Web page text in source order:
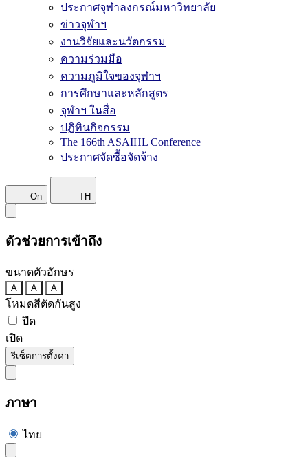
ประกาศจุฬาลงกรณ์มหาวิทยาลัย
ข่าวจุฬาฯ
งานวิจัยและนวัตกรรม
ความร่วมมือ
ความภูมิใจของจุฬาฯ
การศึกษาและหลักสูตร
จุฬาฯ ในสื่อ
ปฏิทินกิจกรรม
The 166th ASAIHL Conference
ประกาศจัดซื้อจัดจ้าง
On TH
ตัวช่วยการเข้าถึง
ขนาดตัวอักษร
A A A
โหมดสีตัดกันสูง
ปิด
เปิด
รีเซ็ตการตั้งค่า
ภาษา
ไทย